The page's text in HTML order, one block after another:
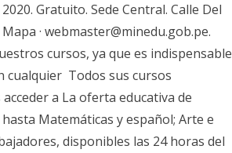
Gratuito. Sede Central. Calle Del
· webmaster@minedu.gob.pe.
cursos, ya que es indispensable
cualquier Todos sus cursos
a La oferta educativa de
Matemáticas y español; Arte e
disponibles las 24 horas del